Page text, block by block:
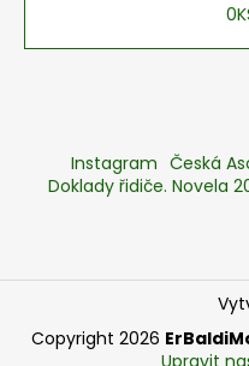
0
Instagram Česká
Doklady řidiče. Novela
Copyright 2026
Upravit